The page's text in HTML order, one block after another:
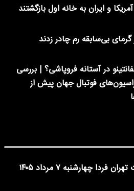
و ایران به خانه اول بازگشتند
بی‌سابقه رم چادر زدند
در آستانه فروپاشی؟ | بررسی
فوتبال جهان پیش از
فوری | ادارات تهران فردا چهارشنبه ۷ مرداد ۱۴۰۵